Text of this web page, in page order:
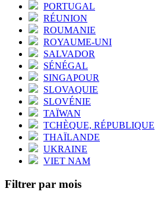
PORTUGAL
RÉUNION
ROUMANIE
ROYAUME-UNI
SALVADOR
SÉNÉGAL
SINGAPOUR
SLOVAQUIE
SLOVÉNIE
TAÏWAN
TCHÈQUE, RÉPUBLIQUE
THAÏLANDE
UKRAINE
VIET NAM
Filtrer par mois